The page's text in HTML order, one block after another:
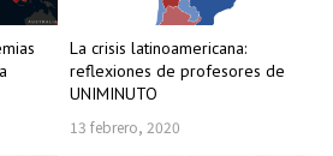
La crisis latinoamericana:
reflexiones de profesores de
UNIMINUTO
13 febrero, 2020